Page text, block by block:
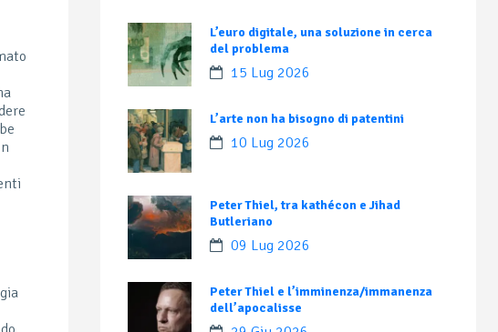
L’euro digitale, una soluzione in cerca
del problema
15 Lug 2026
L’arte non ha bisogno di patentini
10 Lug 2026
Peter Thiel, tra kathécon e Jihad
Butleriano
09 Lug 2026
Peter Thiel e l’imminenza/immanenza
dell’apocalisse